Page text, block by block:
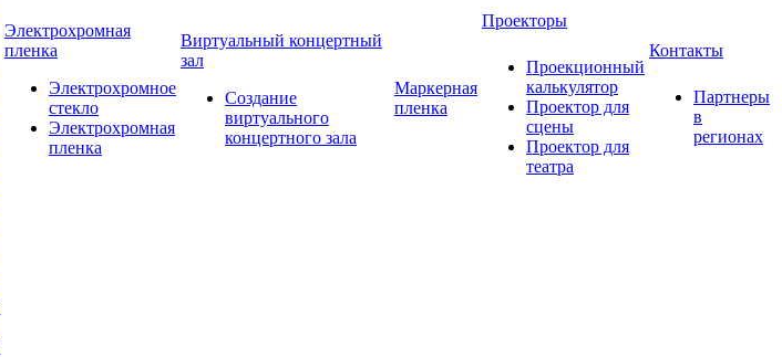
Электрохромная
пленка
Электрохромное
стекло
Электрохромная
пленка
Виртуальный концертный
зал
Создание
виртуального
концертного зала
Маркерная
пленка
Проекторы
Проекционный
калькулятор
Проектор для
сцены
Проектор для
театра
Контакты
Партнеры
в
регионах